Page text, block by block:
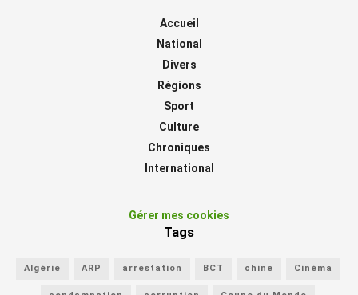
Accueil
National
Divers
Régions
Sport
Culture
Chroniques
International
Gérer mes cookies
Tags
Algérie ARP arrestation BCT chine Cinéma